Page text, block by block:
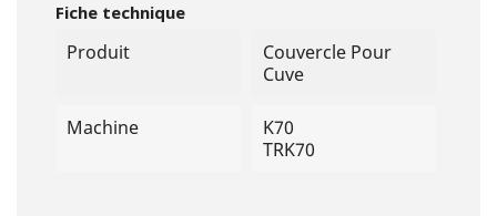
Fiche technique
Produit
Couvercle Pour
Cuve
Machine
K70
TRK70